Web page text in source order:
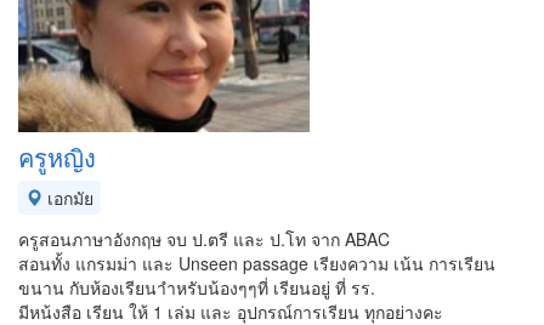
ครูหญิง
เอกมัย
ครูสอนภาษาอังกฤษ จบ ป.ตรี และ ป.โท จาก ABAC
สอนทั้ง แกรมม่า และ Unseen passage เรียงความ เน้น การเรียน
ขนาน กับห้องเรียนาำหรับน้องๆๆที่ เรียนอยู่ ที่ รร.
มีหน้งสือ เรียน ให้ 1 เล่ม และ อุปกรณ์การเรียน ทุกอย่างคะ